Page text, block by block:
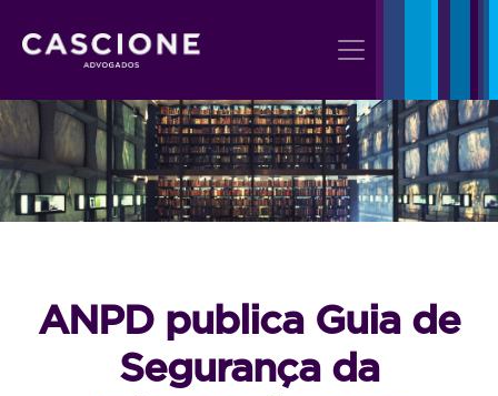
ANPD publica Guia de
Segurança da